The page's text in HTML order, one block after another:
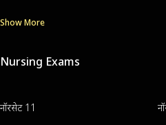
Show More
Nursing Exams
नॉरसेट 11